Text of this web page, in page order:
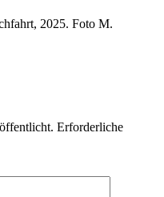
2025. Foto M.
Erforderliche